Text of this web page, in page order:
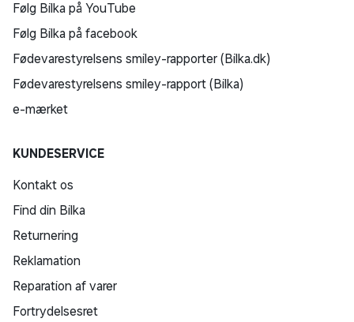
Følg Bilka på YouTube
Følg Bilka på facebook
Fødevarestyrelsens smiley-rapporter (Bilka.dk)
Fødevarestyrelsens smiley-rapport (Bilka)
e-mærket
KUNDESERVICE
Kontakt os
Find din Bilka
Returnering
Reklamation
Reparation af varer
Fortrydelsesret